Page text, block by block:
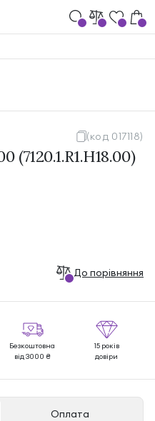
(код 017118)
(7120.1.R1.H18.00)
До порівняння
Безкоштовна
від 3000 ₴
15 років
довіри
Оплата